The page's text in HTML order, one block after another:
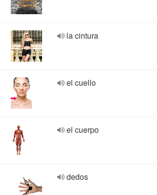
la cintura
el cuello
el cuerpo
dedos